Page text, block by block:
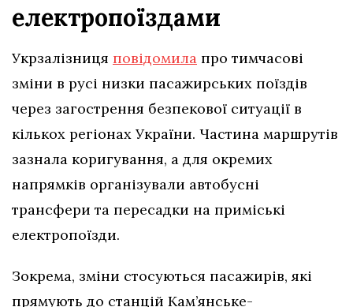
електропоїздами
Укрзалізниця повідомила про тимчасові
зміни в русі низки пасажирських поїздів
через загострення безпекової ситуації в
кількох регіонах України. Частина маршрутів
зазнала коригування, а для окремих
напрямків організували автобусні
трансфери та пересадки на приміські
електропоїзди.
Зокрема, зміни стосуються пасажирів, які
прямують до станцій Кам’янське-